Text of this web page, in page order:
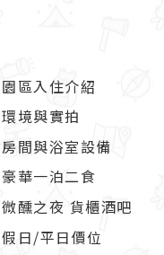
區入住介紹
境與實拍
間與浴室設備
華一泊二食
醺之夜 貨櫃酒吧
日/平日價位